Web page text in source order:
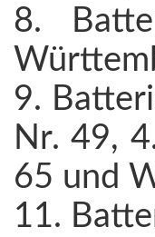
8.
9.
Nr. 49,
65 und
11.